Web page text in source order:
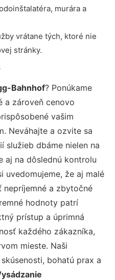
murára a
vrátane tých, ktoré nie
stránky.
Bahnhof? Ponúkame
a zároveň cenovo
vašim
Neváhajte a ozvite sa
služieb dbáme nielen na
aj na dôslednú kontrolu
uvedomujeme, že aj malé
a zbytočné
hodnoty patrí
prístup a úprimná
každého zákazníka,
mieste. Naši
bohatú prax a